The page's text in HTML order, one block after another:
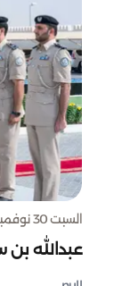
السبت 30 نوفمبر 2019
عبدالله